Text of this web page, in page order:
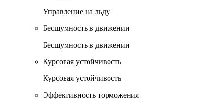
Управление на льду
Бесшумность в движении
Бесшумность в движении
Курсовая устойчивость
Курсовая устойчивость
Эффективность торможения